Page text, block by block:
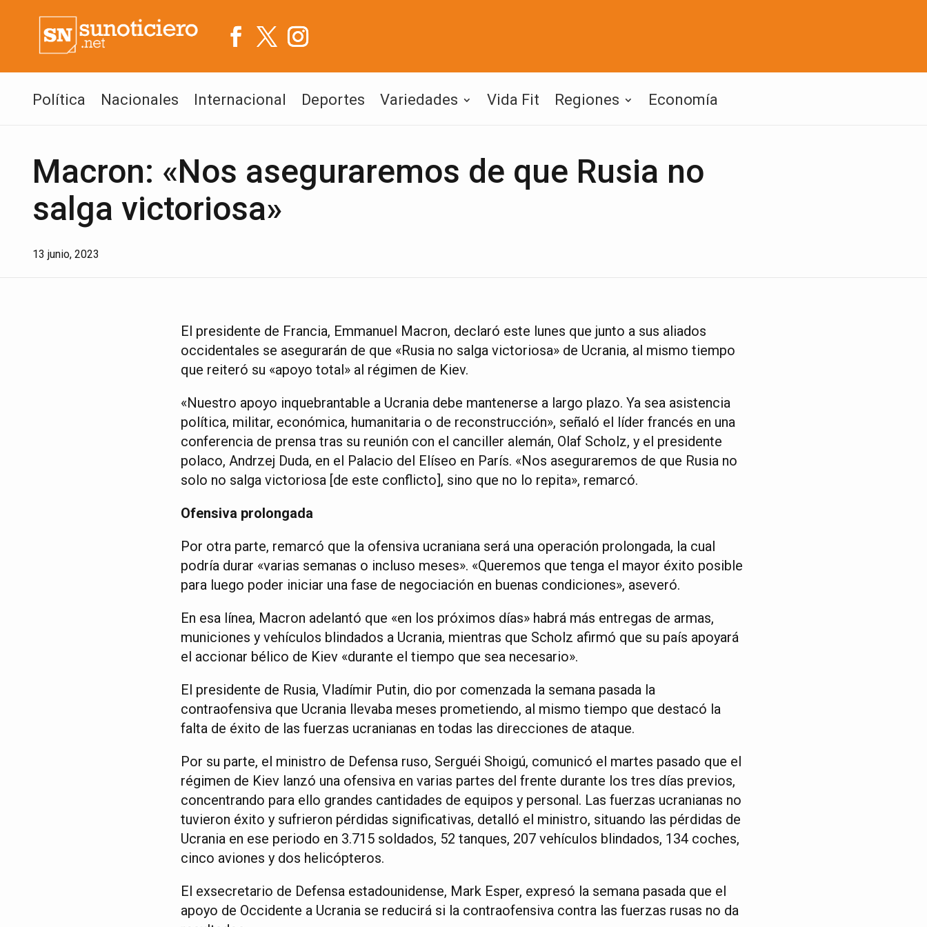
Política Nacionales Internacional Deportes Variedades Vida Fit Regiones Economía
Macron: «Nos aseguraremos de que Rusia no
salga victoriosa»
13 junio, 2023
El presidente de Francia, Emmanuel Macron, declaró este lunes que junto a sus aliados
occidentales se asegurarán de que «Rusia no salga victoriosa» de Ucrania, al mismo tiempo
que reiteró su «apoyo total» al régimen de Kiev.
«Nuestro apoyo inquebrantable a Ucrania debe mantenerse a largo plazo. Ya sea asistencia
política, militar, económica, humanitaria o de reconstrucción», señaló el líder francés en una
conferencia de prensa tras su reunión con el canciller alemán, Olaf Scholz, y el presidente
polaco, Andrzej Duda, en el Palacio del Elíseo en París. «Nos aseguraremos de que Rusia no
solo no salga victoriosa [de este conflicto], sino que no lo repita», remarcó.
Ofensiva prolongada
Por otra parte, remarcó que la ofensiva ucraniana será una operación prolongada, la cual
podría durar «varias semanas o incluso meses». «Queremos que tenga el mayor éxito posible
para luego poder iniciar una fase de negociación en buenas condiciones», aseveró.
En esa línea, Macron adelantó que «en los próximos días» habrá más entregas de armas,
municiones y vehículos blindados a Ucrania, mientras que Scholz afirmó que su país apoyará
el accionar bélico de Kiev «durante el tiempo que sea necesario».
El presidente de Rusia, Vladímir Putin, dio por comenzada la semana pasada la
contraofensiva que Ucrania llevaba meses prometiendo, al mismo tiempo que destacó la
falta de éxito de las fuerzas ucranianas en todas las direcciones de ataque.
Por su parte, el ministro de Defensa ruso, Serguéi Shoigú, comunicó el martes pasado que el
régimen de Kiev lanzó una ofensiva en varias partes del frente durante los tres días previos,
concentrando para ello grandes cantidades de equipos y personal. Las fuerzas ucranianas no
tuvieron éxito y sufrieron pérdidas significativas, detalló el ministro, situando las pérdidas de
Ucrania en ese periodo en 3.715 soldados, 52 tanques, 207 vehículos blindados, 134 coches,
cinco aviones y dos helicópteros.
El exsecretario de Defensa estadounidense, Mark Esper, expresó la semana pasada que el
apoyo de Occidente a Ucrania se reducirá si la contraofensiva contra las fuerzas rusas no da